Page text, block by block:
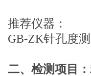
推荐仪器：
GB-ZK针孔度
二、检测项目